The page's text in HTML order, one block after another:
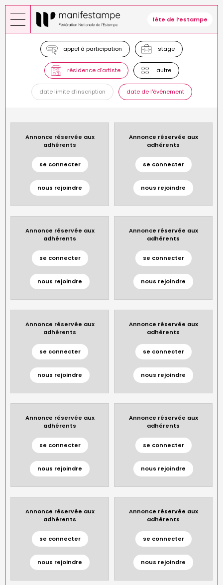
Aller
au
contenu
fête de l’estampe
appel à participation stage
résidence d’artiste autre
date limite d'inscription date de l'événement
Annonce réservée aux
adhérents
se connecter
nous rejoindre
Annonce réservée aux
adhérents
se connecter
nous rejoindre
Annonce réservée aux
adhérents
se connecter
nous rejoindre
Annonce réservée aux
adhérents
se connecter
nous rejoindre
Annonce réservée aux
adhérents
se connecter
nous rejoindre
Annonce réservée aux
adhérents
se connecter
nous rejoindre
Annonce réservée aux
adhérents
se connecter
nous rejoindre
Annonce réservée aux
adhérents
se connecter
nous rejoindre
Annonce réservée aux
adhérents
se connecter
nous rejoindre
Annonce réservée aux
adhérents
se connecter
nous rejoindre